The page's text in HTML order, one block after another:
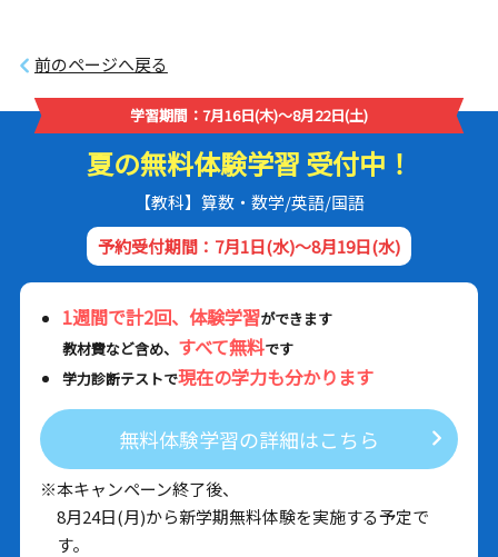
前のページへ戻る
学習期間：7月16日(木)～8月22日(土)
夏の無料体験学習 受付中！
【教科】算数・数学/英語/国語
予約受付期間：7月1日(水)～8月19日(水)
1週間で計2回、体験学習ができます
教材費など含め、 すべて無料です
学力診断テストで現在の学力も分かります
無料体験学習の詳細はこちら
※本キャンペーン終了後、
8月24日(月)から新学期無料体験を実施する予定で
す。